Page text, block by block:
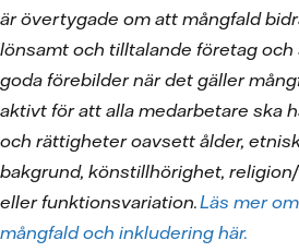
är övertygade om att mångfald
lönsamt och tilltalande företag
goda förebilder när det gäller
aktivt för att alla medarbetare ska
och rättigheter oavsett ålder,
bakgrund, könstillhörighet,
eller funktionsvariation.Läs mer
mångfald och inkludering här.